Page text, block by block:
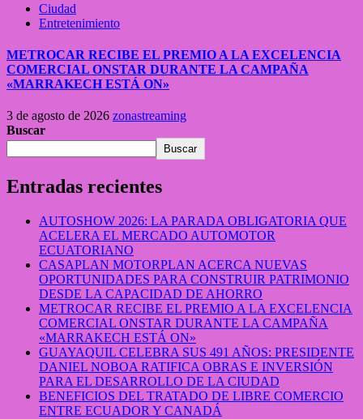
Ciudad
Entretenimiento
METROCAR RECIBE EL PREMIO A LA EXCELENCIA
COMERCIAL ONSTAR DURANTE LA CAMPAÑA
«MARRAKECH ESTÁ ON»
3 de agosto de 2026 zonastreaming
Buscar
Buscar
Entradas recientes
AUTOSHOW 2026: LA PARADA OBLIGATORIA QUE
ACELERA EL MERCADO AUTOMOTOR
ECUATORIANO
CASAPLAN MOTORPLAN ACERCA NUEVAS
OPORTUNIDADES PARA CONSTRUIR PATRIMONIO
DESDE LA CAPACIDAD DE AHORRO
METROCAR RECIBE EL PREMIO A LA EXCELENCIA
COMERCIAL ONSTAR DURANTE LA CAMPAÑA
«MARRAKECH ESTÁ ON»
GUAYAQUIL CELEBRA SUS 491 AÑOS: PRESIDENTE
DANIEL NOBOA RATIFICA OBRAS E INVERSIÓN
PARA EL DESARROLLO DE LA CIUDAD
BENEFICIOS DEL TRATADO DE LIBRE COMERCIO
ENTRE ECUADOR Y CANADÁ